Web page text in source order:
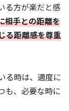
る方が楽だと感
相手との距離を
る距離感を尊重
る時は、適度に
も、必要な時に